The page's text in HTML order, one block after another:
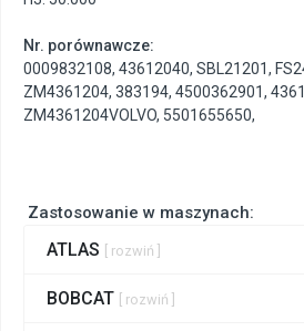
Zastosowanie w maszynach:
ATLAS [ rozwiń ]
BOBCAT [ rozwiń ]
Nr. porównawcze:
0009832108, 43612040, SBL21201,
ZM4361204, 383194, 4500362901,
ZM4361204VOLVO, 5501655650,